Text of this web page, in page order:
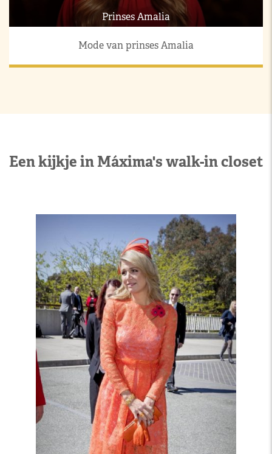
Prinses Amalia
Mode van prinses Amalia
Een kijkje in Máxima's walk-in closet